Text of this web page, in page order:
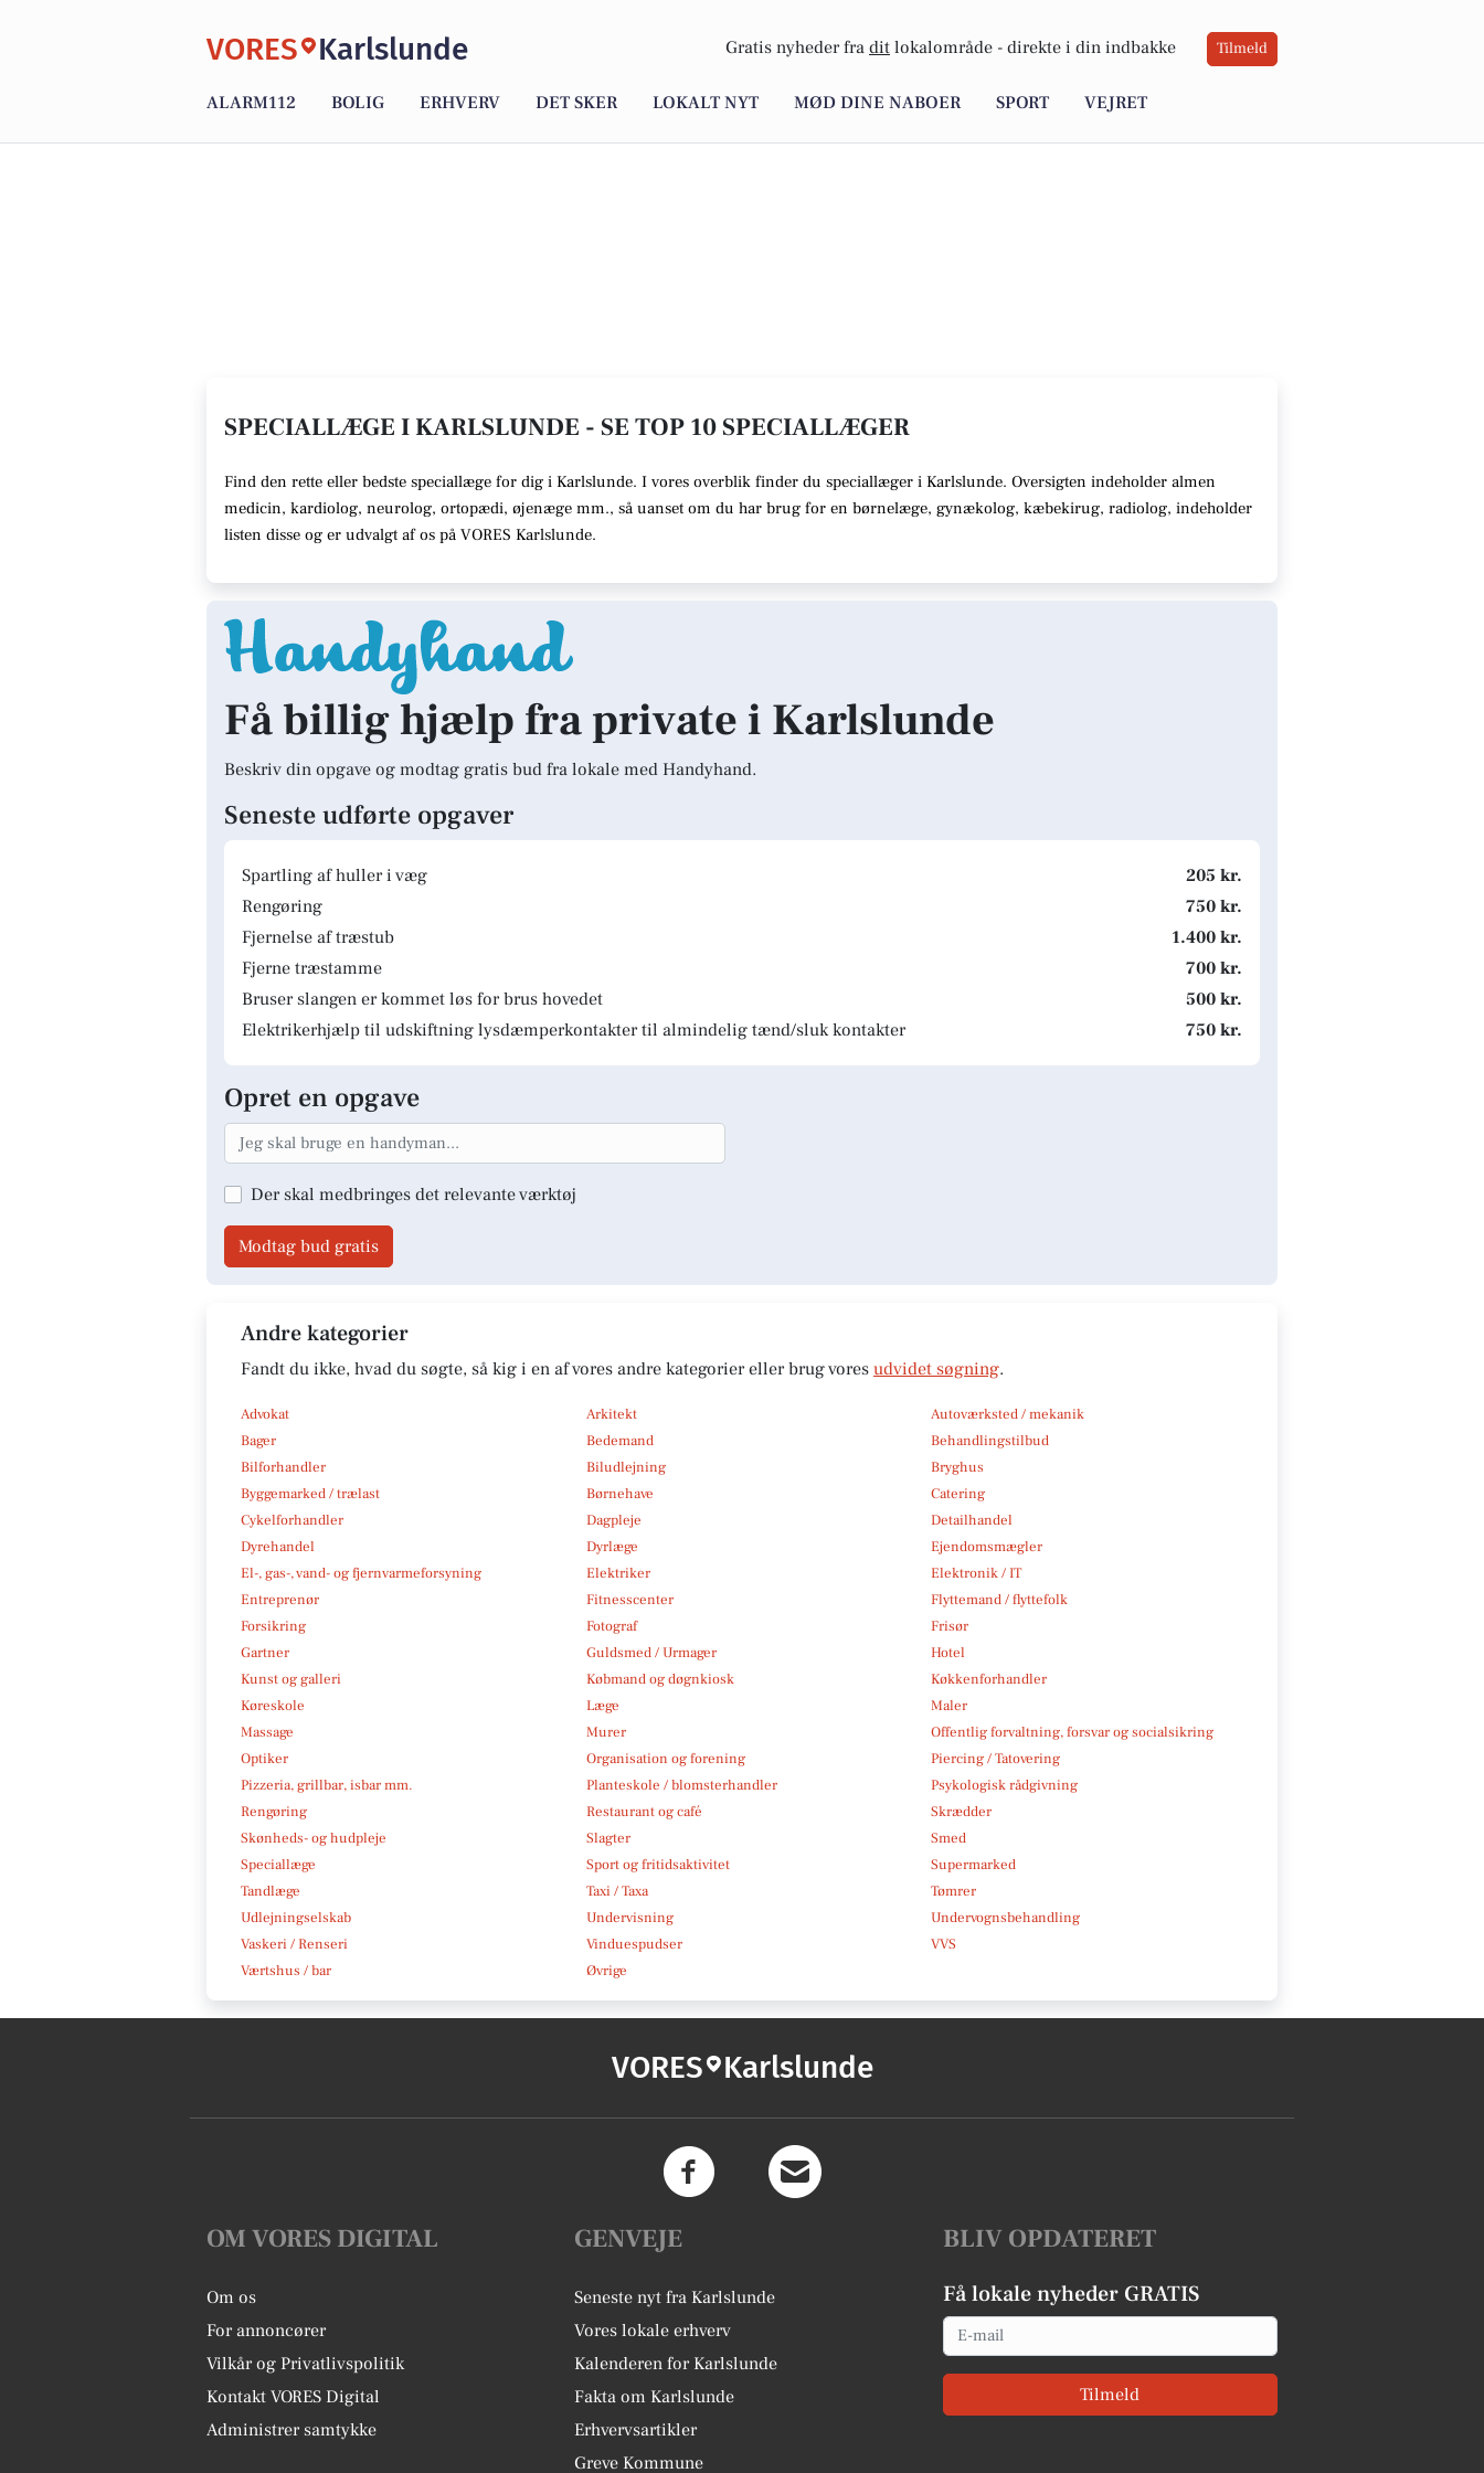
VORES Karlslunde Gratis nyheder fra dit lokalområde - direkte i din indbakke Tilmeld
ALARM112 BOLIG ERHVERV DET SKER LOKALT NYT MØD DINE NABOER SPORT VEJRET
SPECIALLÆGE I KARLSLUNDE - SE TOP 10 SPECIALLÆGER
Find den rette eller bedste speciallæge for dig i Karlslunde. I vores overblik finder du speciallæger i Karlslunde. Oversigten indeholder almen
medicin, kardiolog, neurolog, ortopædi, øjenæge mm., så uanset om du har brug for en børnelæge, gynækolog, kæbekirug, radiolog, indeholder
listen disse og er udvalgt af os på VORES Karlslunde.
Få billig hjælp fra private i Karlslunde
Beskriv din opgave og modtag gratis bud fra lokale med Handyhand.
Seneste udførte opgaver
Spartling af huller i væg
205 kr.
Rengøring
750 kr.
Fjernelse af træstub
1.400 kr.
Fjerne træstamme
700 kr.
Bruser slangen er kommet løs for brus hovedet
500 kr.
Elektrikerhjælp til udskiftning lysdæmperkontakter til almindelig tænd/sluk kontakter
750 kr.
Opret en opgave
Der skal medbringes det relevante værktøj
Modtag bud gratis
Andre kategorier
Fandt du ikke, hvad du søgte, så kig i en af vores andre kategorier eller brug vores udvidet søgning.
Advokat Arkitekt
Autoværksted / mekanik
Bager
Bedemand
Behandlingstilbud
Bilforhandler
Biludlejning
Bryghus
Byggemarked / trælast
Børnehave
Catering
Cykelforhandler
Dagpleje
Detailhandel
Dyrehandel
Dyrlæge
Ejendomsmægler
El-, gas-, vand- og fjernvarmeforsyning
Elektriker
Elektronik / IT
Entreprenør
Fitnesscenter
Flyttemand / flyttefolk
Forsikring
Fotograf
Frisør
Gartner
Guldsmed / Urmager
Hotel
Kunst og galleri
Købmand og døgnkiosk
Køkkenforhandler
Køreskole
Læge
Maler
Massage
Murer
Offentlig forvaltning, forsvar og socialsikring
Optiker
Organisation og forening
Piercing / Tatovering
Pizzeria, grillbar, isbar mm.
Planteskole / blomsterhandler
Psykologisk rådgivning
Rengøring
Restaurant og café
Skrædder
Skønheds- og hudpleje
Slagter
Smed
Speciallæge
Sport og fritidsaktivitet
Supermarked
Tandlæge
Taxi / Taxa
Tømrer
Udlejningselskab
Undervisning
Undervognsbehandling
Vaskeri / Renseri
Vinduespudser
VVS
Værtshus / bar
Øvrige
VORES Karlslunde
OM VORES DIGITAL
Om os
For annoncører
Vilkår og Privatlivspolitik
Kontakt VORES Digital
Administrer samtykke
GENVEJE
Seneste nyt fra Karlslunde
Vores lokale erhverv
Kalenderen for Karlslunde
Fakta om Karlslunde
Erhvervsartikler
Greve Kommune
BLIV OPDATERET
Få lokale nyheder GRATIS
Email
Tilmeld